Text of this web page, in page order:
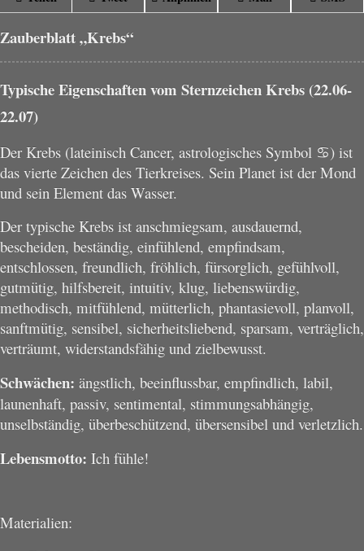
Zauberblatt „Krebs“
Typische Eigenschaften vom Sternzeichen Krebs (22.06-
22.07)
Der Krebs (lateinisch Cancer, astrologisches Symbol ♋) ist
das vierte Zeichen des Tierkreises. Sein Planet ist der Mond
und sein Element das Wasser.
Der typische Krebs ist anschmiegsam, ausdauernd,
bescheiden, beständig, einfühlend, empfindsam,
entschlossen, freundlich, fröhlich, fürsorglich, gefühlvoll,
gutmütig, hilfsbereit, intuitiv, klug, liebenswürdig,
methodisch, mitfühlend, mütterlich, phantasievoll, planvoll,
sanftmütig, sensibel, sicherheitsliebend, sparsam, verträglich,
verträumt, widerstandsfähig und zielbewusst.
Schwächen: ängstlich, beeinflussbar, empfindlich, labil,
launenhaft, passiv, sentimental, stimmungsabhängig,
unselbständig, überbeschützend, übersensibel und verletzlich.
Lebensmotto: Ich fühle!
Materialien: